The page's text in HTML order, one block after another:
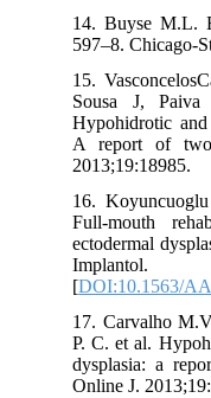
آزاد اسلامی
با شکایت از
در جویدن غذا،
پزشکی، مادر
کردن با اشک
نشان داد
را داشته
کم پشت، پل
میانی صورت،
نسبتا بزرگ و
صورت مشاهده
14. Buyse M.L.
597–8.
15.
Sousa J,
Hypohidrotic
A report of
2013;19:18985.
16.
Full-mouth
ectodermal
[DOI:10.1563/
17. Carvalho
P. C. et al.
dysplasia: a
Online J.